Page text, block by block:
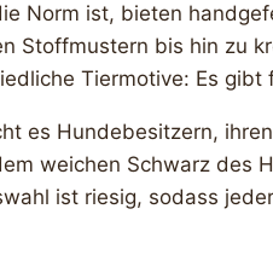
Norm ist, bieten
Stoffmustern bis hin zu
Tiermotive: Es
es Hundebesitzern,
weichen Schwarz
ist riesig, sodass